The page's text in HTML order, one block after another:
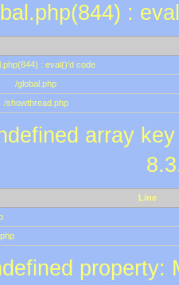
:
: eval()'d code
/global.php
/showthread.php
array
Line
property: